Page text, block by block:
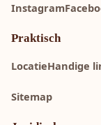
Instagram
Praktisch
LocatieHandige
Sitemap